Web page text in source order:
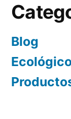
Blog